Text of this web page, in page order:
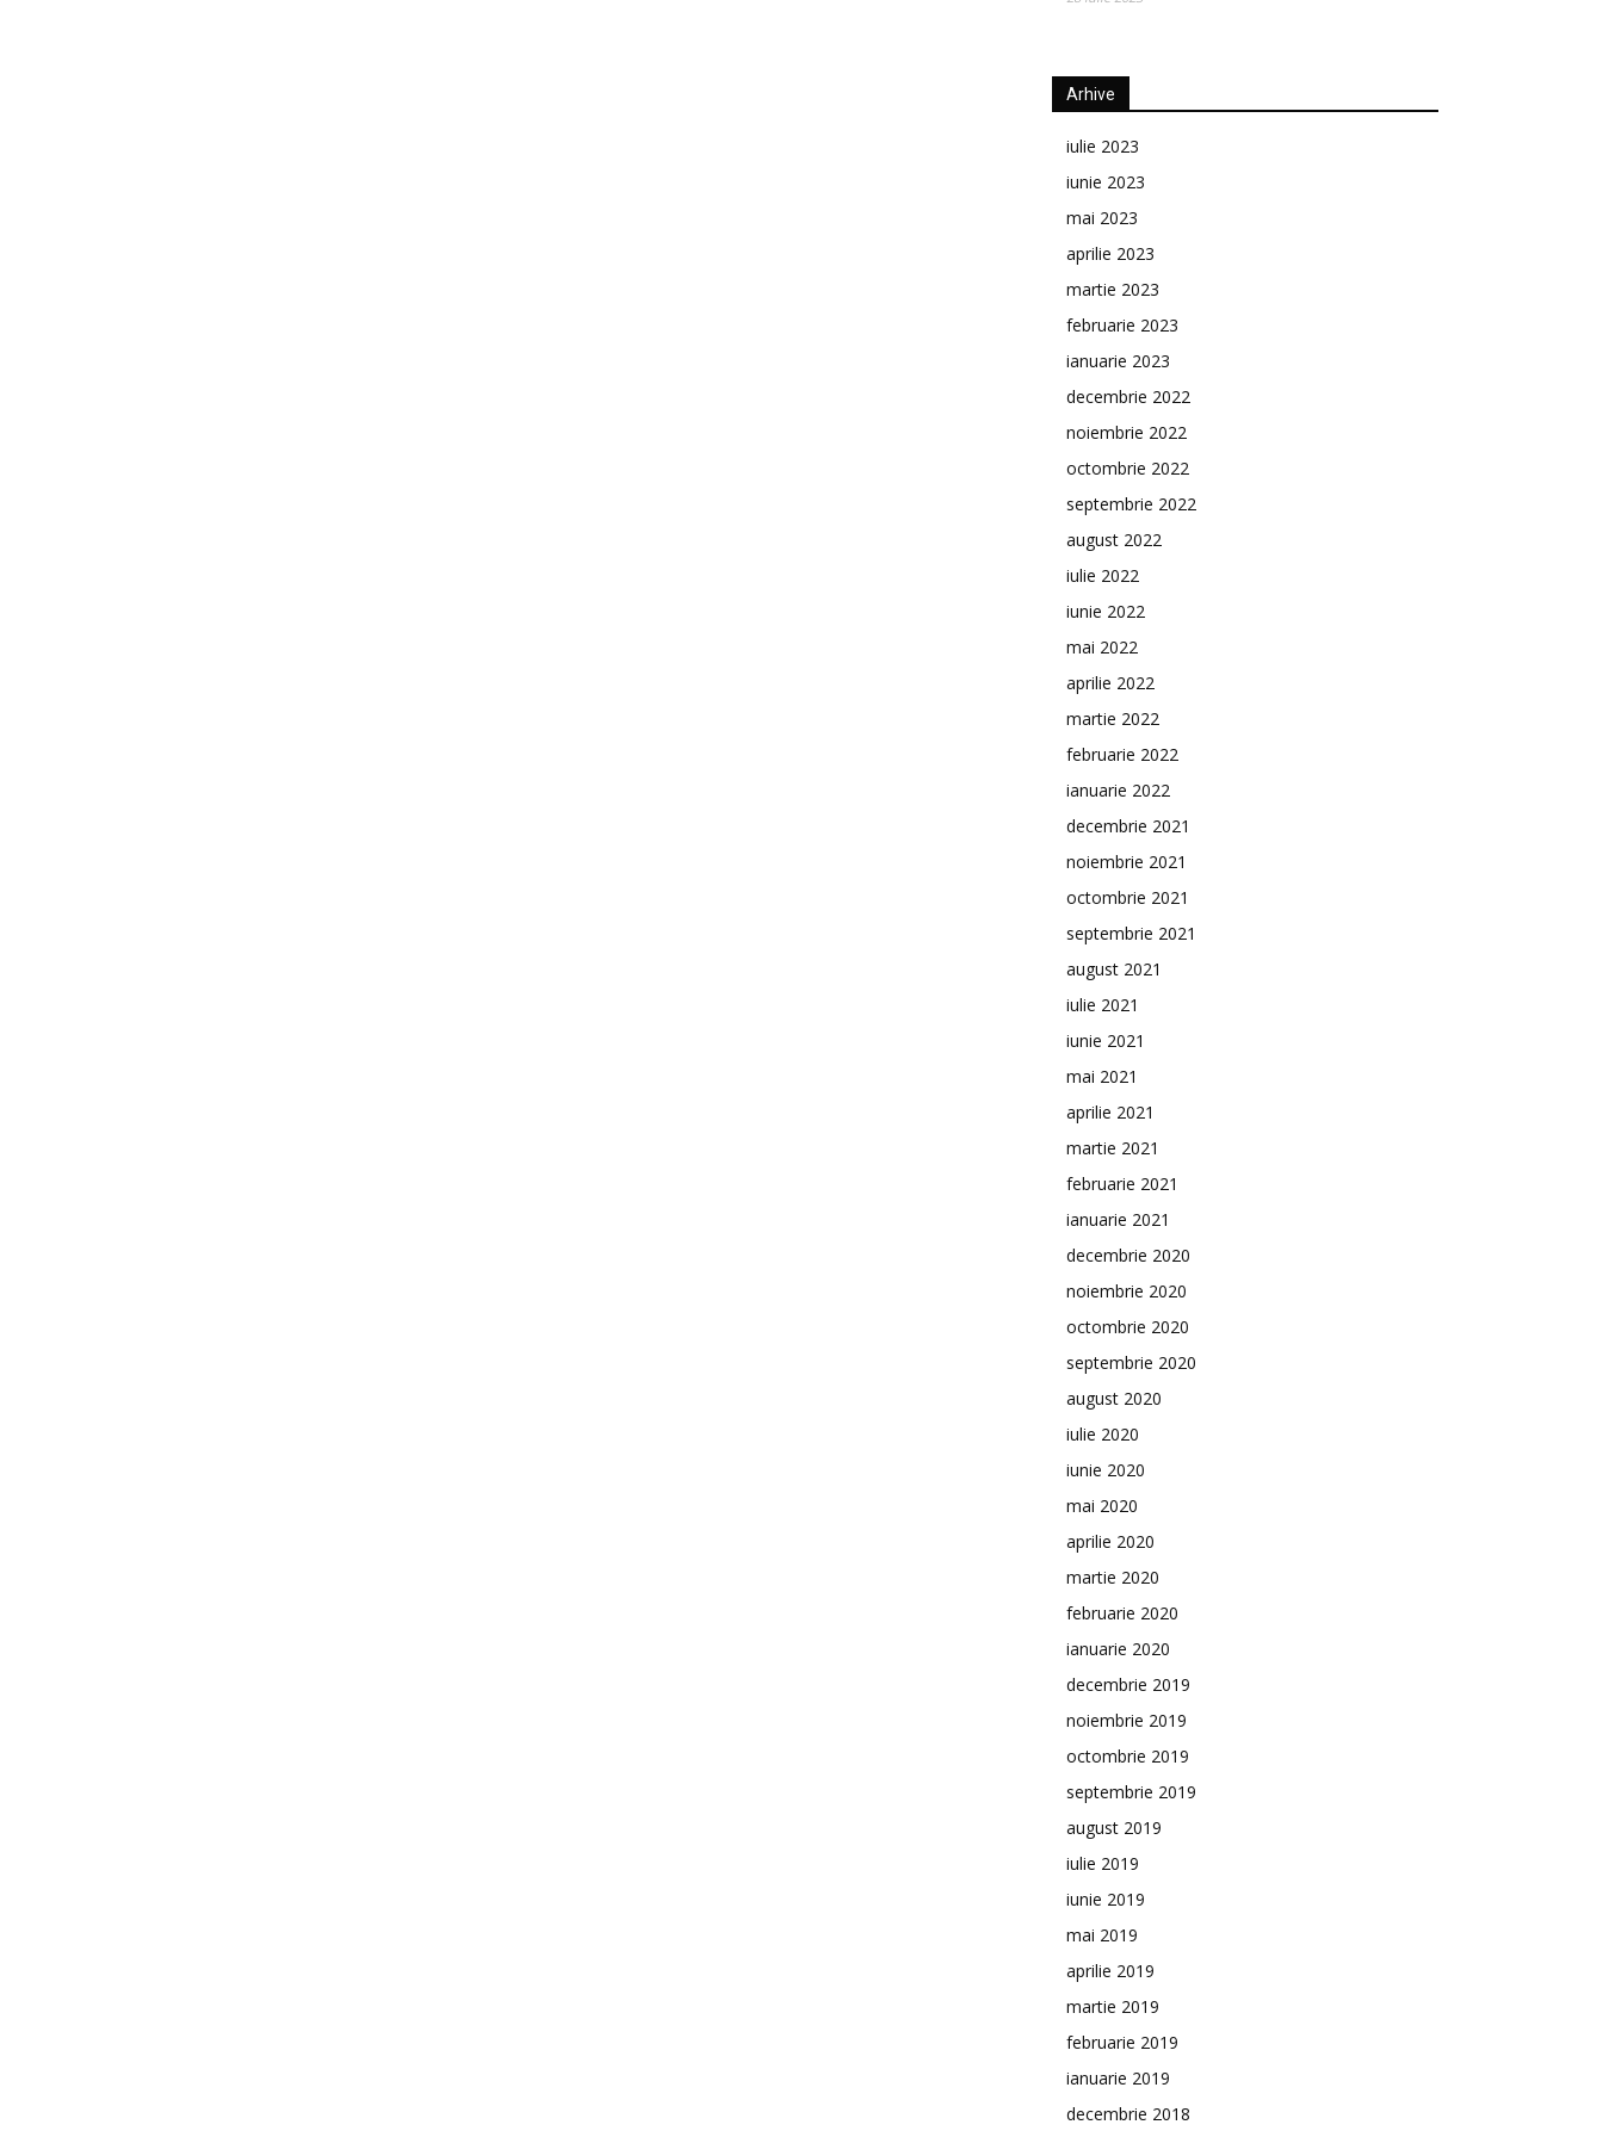
Arhive
iulie 2023
iunie 2023
mai 2023
aprilie 2023
martie 2023
februarie 2023
ianuarie 2023
decembrie 2022
noiembrie 2022
octombrie 2022
septembrie 2022
august 2022
iulie 2022
iunie 2022
mai 2022
aprilie 2022
martie 2022
februarie 2022
ianuarie 2022
decembrie 2021
noiembrie 2021
octombrie 2021
septembrie 2021
august 2021
iulie 2021
iunie 2021
mai 2021
aprilie 2021
martie 2021
februarie 2021
ianuarie 2021
decembrie 2020
noiembrie 2020
octombrie 2020
septembrie 2020
august 2020
iulie 2020
iunie 2020
mai 2020
aprilie 2020
martie 2020
februarie 2020
ianuarie 2020
decembrie 2019
noiembrie 2019
octombrie 2019
septembrie 2019
august 2019
iulie 2019
iunie 2019
mai 2019
aprilie 2019
martie 2019
februarie 2019
ianuarie 2019
decembrie 2018